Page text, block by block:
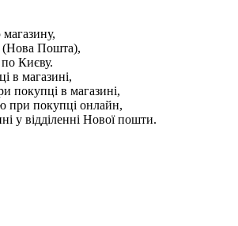
(Нова Пошта),
Києву.
в магазині,
покупці в магазині,
при покупці онлайн,
у відділенні Нової пошти.